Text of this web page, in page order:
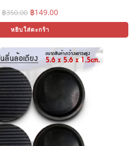
฿350.00 Original
price
was:
฿350.00.
฿149.00
price
฿149.00.
หยิบใส่ตะกร้า